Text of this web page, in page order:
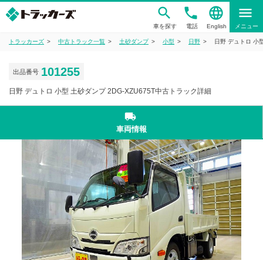
車を探す
phone
電話
language
English
menu
メニュー
トラッカーズ 中古トラック一覧 土砂ダンプ 小型 日野 日野 デュトロ 小
出品番号 101255
日野 デュトロ 小型 土砂ダンプ 2DG-XZU675T中古トラック詳細
local_shipping
車両情報